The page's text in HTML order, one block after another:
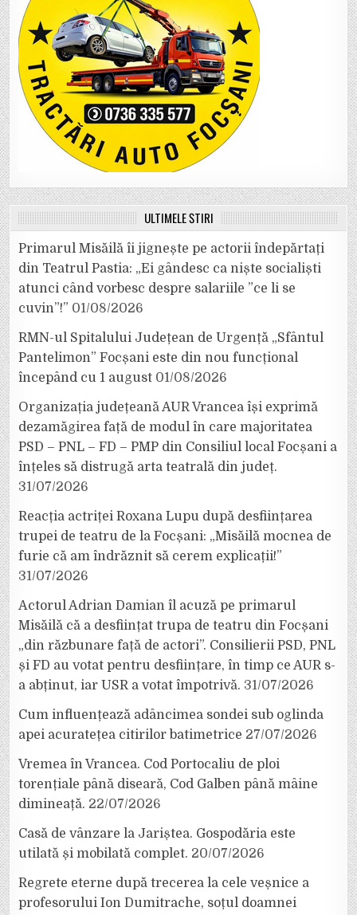
ULTIMELE ȘTIRI
Primarul Misăilă îi jignește pe actorii îndepărtați
din Teatrul Pastia: „Ei gândesc ca niște socialiști
atunci când vorbesc despre salariile ”ce li se
cuvin”!” 01/08/2026
RMN-ul Spitalului Județean de Urgență „Sfântul
Pantelimon” Focșani este din nou funcțional
începând cu 1 august 01/08/2026
Organizația județeană AUR Vrancea își exprimă
dezamăgirea față de modul în care majoritatea
PSD – PNL – FD – PMP din Consiliul local Focșani a
înțeles să distrugă arta teatrală din județ.
31/07/2026
Reacția actriței Roxana Lupu după desființarea
trupei de teatru de la Focșani: „Misăilă mocnea de
furie că am îndrăznit să cerem explicații!”
31/07/2026
Actorul Adrian Damian îl acuză pe primarul
Misăilă că a desființat trupa de teatru din Focșani
„din răzbunare față de actori”. Consilierii PSD, PNL
și FD au votat pentru desființare, în timp ce AUR s-
a abținut, iar USR a votat împotrivă. 31/07/2026
Cum influențează adâncimea sondei sub oglinda
apei acuratețea citirilor batimetrice 27/07/2026
Vremea în Vrancea. Cod Portocaliu de ploi
torențiale până diseară, Cod Galben până mâine
dimineață. 22/07/2026
Casă de vânzare la Jariștea. Gospodăria este
utilată și mobilată complet. 20/07/2026
Regrete eterne după trecerea la cele veșnice a
profesorului Ion Dumitrache, soțul doamnei